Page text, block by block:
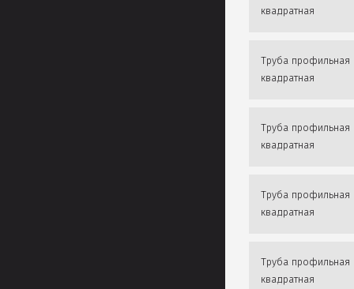
квадратная
Труба профильная
квадратная
Труба профильная
квадратная
Труба профильная
квадратная
Труба профильная
квадратная